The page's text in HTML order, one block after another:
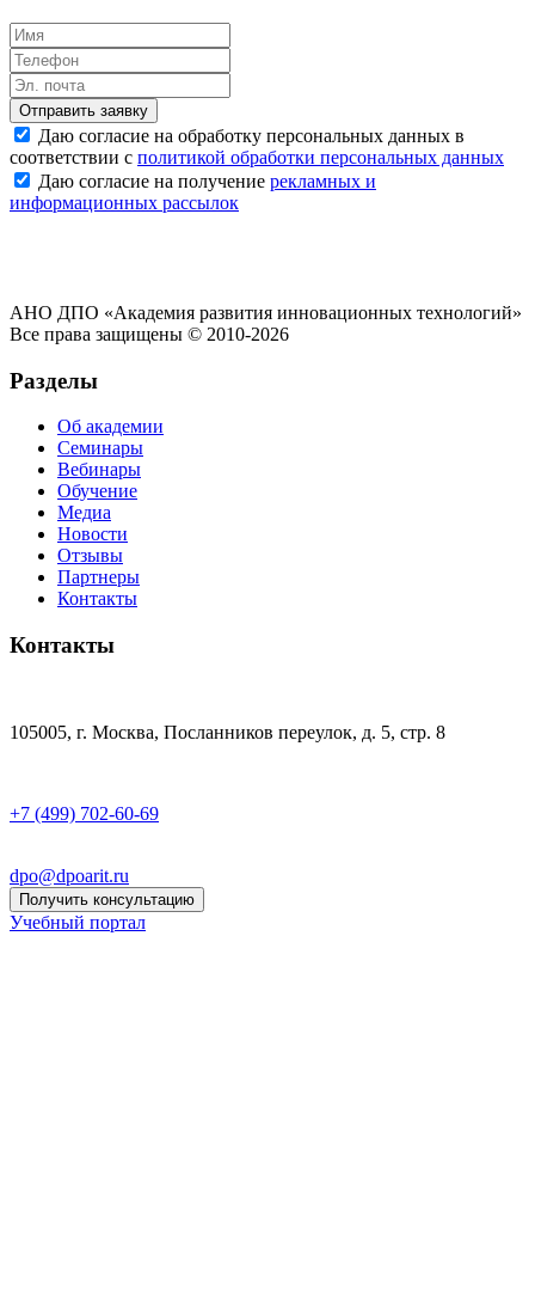
Отправить заявку
Даю согласие на обработку персональных данных в
соответствии с политикой обработки персональных данных
Даю согласие на получение рекламных и
информационных рассылок
АНО ДПО «Академия развития инновационных технологий»
Все права защищены © 2010-2026
Разделы
Об академии
Семинары
Вебинары
Обучение
Медиа
Новости
Отзывы
Партнеры
Контакты
Контакты
105005, г. Москва, Посланников переулок, д. 5, стр. 8
+7 (499) 702-60-69
dpo@dpoarit.ru
Получить консультацию
Учебный портал